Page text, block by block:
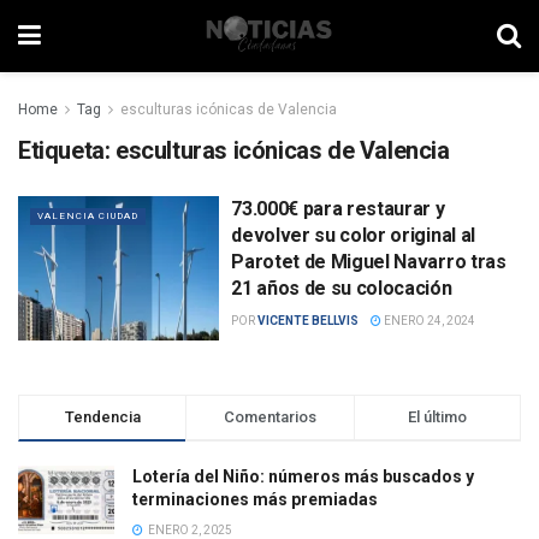
Home Tag esculturas icónicas de Valencia
Etiqueta: esculturas icónicas de Valencia
VALENCIA CIUDAD
73.000€ para restaurar y
devolver su color original al
Parotet de Miguel Navarro tras
21 años de su colocación
PORVICENTE BELLVIS ENERO 24, 2024
Tendencia Comentarios El último
Lotería del Niño: números más buscados y
terminaciones más premiadas
ENERO 2, 2025